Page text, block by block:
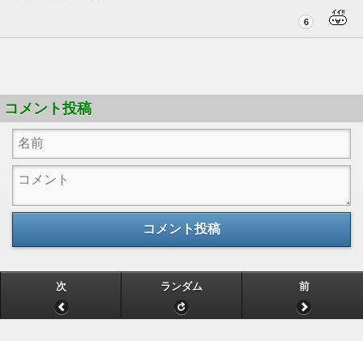
6
コメント投稿
コメント投稿
次 ランダム 前